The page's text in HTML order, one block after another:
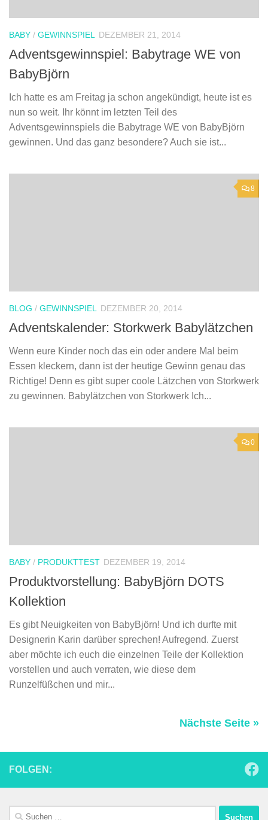
BABY / GEWINNSPIEL DEZEMBER 21, 2014
Adventsgewinnspiel: Babytrage WE von
BabyBjörn
Ich hatte es am Freitag ja schon angekündigt, heute ist es
nun so weit. Ihr könnt im letzten Teil des
Adventsgewinnspiels die Babytrage WE von BabyBjörn
gewinnen. Und das ganz besondere? Auch sie ist...
8
BLOG / GEWINNSPIEL DEZEMBER 20, 2014
Adventskalender: Storkwerk Babylätzchen
Wenn eure Kinder noch das ein oder andere Mal beim
Essen kleckern, dann ist der heutige Gewinn genau das
Richtige! Denn es gibt super coole Lätzchen von Storkwerk
zu gewinnen. Babylätzchen von Storkwerk Ich...
0
BABY / PRODUKTTEST DEZEMBER 19, 2014
Produktvorstellung: BabyBjörn DOTS
Kollektion
Es gibt Neuigkeiten von BabyBjörn! Und ich durfte mit
Designerin Karin darüber sprechen! Aufregend. Zuerst
aber möchte ich euch die einzelnen Teile der Kollektion
vorstellen und auch verraten, wie diese dem
Runzelfüßchen und mir...
Nächste Seite »
FOLGEN:
Suchen